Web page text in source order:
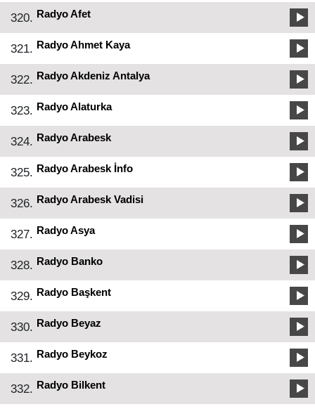
320. Radyo Afet
321. Radyo Ahmet Kaya
322. Radyo Akdeniz Antalya
323. Radyo Alaturka
324. Radyo Arabesk
325. Radyo Arabesk İnfo
326. Radyo Arabesk Vadisi
327. Radyo Asya
328. Radyo Banko
329. Radyo Başkent
330. Radyo Beyaz
331. Radyo Beykoz
332. Radyo Bilkent